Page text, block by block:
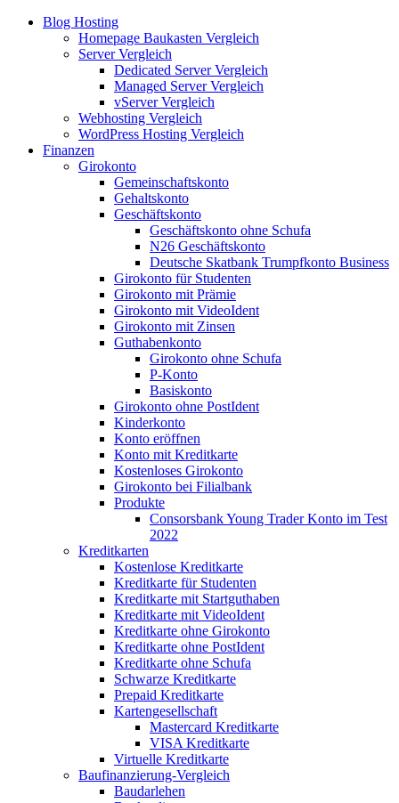
Blog Hosting
Homepage Baukasten Vergleich
Server Vergleich
Dedicated Server Vergleich
Managed Server Vergleich
vServer Vergleich
Webhosting Vergleich
WordPress Hosting Vergleich
Finanzen
Girokonto
Gemeinschaftskonto
Gehaltskonto
Geschäftskonto
Geschäftskonto ohne Schufa
N26 Geschäftskonto
Deutsche Skatbank Trumpfkonto Business
Girokonto für Studenten
Girokonto mit Prämie
Girokonto mit VideoIdent
Girokonto mit Zinsen
Guthabenkonto
Girokonto ohne Schufa
P-Konto
Basiskonto
Girokonto ohne PostIdent
Kinderkonto
Konto eröffnen
Konto mit Kreditkarte
Kostenloses Girokonto
Girokonto bei Filialbank
Produkte
Consorsbank Young Trader Konto im Test
2022
Kreditkarten
Kostenlose Kreditkarte
Kreditkarte für Studenten
Kreditkarte mit Startguthaben
Kreditkarte mit VideoIdent
Kreditkarte ohne Girokonto
Kreditkarte ohne PostIdent
Kreditkarte ohne Schufa
Schwarze Kreditkarte
Prepaid Kreditkarte
Kartengesellschaft
Mastercard Kreditkarte
VISA Kreditkarte
Virtuelle Kreditkarte
Baufinanzierung-Vergleich
Baudarlehen